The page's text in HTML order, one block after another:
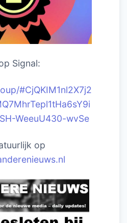
Signal:
#CjQKIM1nl2X7j2
WeeuU430-wvSe
op